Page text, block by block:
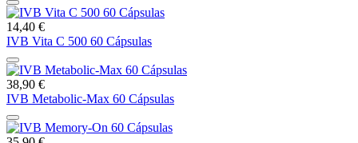
14,40 €
IVB Vita C 500 60 Cápsulas
38,90 €
IVB Metabolic-Max 60 Cápsulas